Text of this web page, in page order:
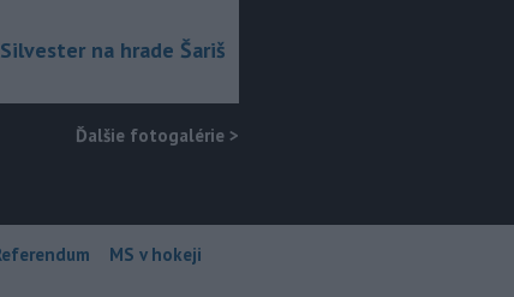
Silvester na hrade Šariš
Ďalšie fotogalérie >
MS v hokeji